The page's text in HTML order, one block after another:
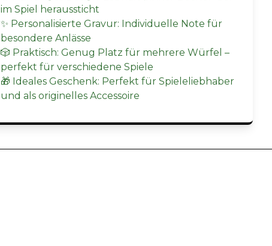
im Spiel heraussticht
✨ Personalisierte Gravur: Individuelle Note für
besondere Anlässe
🎲 Praktisch: Genug Platz für mehrere Würfel –
perfekt für verschiedene Spiele
🎁 Ideales Geschenk: Perfekt für Spieleliebhaber
und als originelles Accessoire